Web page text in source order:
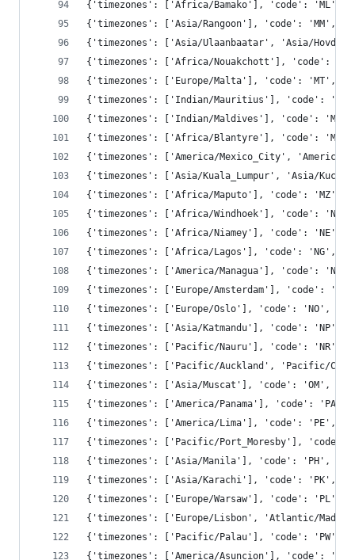
{'timezones': ['Africa/Bamako'], 'code':
{'timezones': ['Asia/Rangoon'], 'code': 'MM',
{'timezones': ['Asia/Ulaanbaatar', 'Asia/
{'timezones': ['Africa/Nouakchott'], 'code':
{'timezones': ['Europe/Malta'], 'code':
{'timezones': ['Indian/Mauritius'], 'code':
{'timezones': ['Indian/Maldives'], 'code':
{'timezones': ['Africa/Blantyre'], 'code':
{'timezones': ['America/Mexico_City',
{'timezones': ['Asia/Kuala_Lumpur', 'Asia/
{'timezones': ['Africa/Maputo'], 'code': 'MZ',
{'timezones': ['Africa/Windhoek'], 'code':
{'timezones': ['Africa/Niamey'], 'code':
{'timezones': ['Africa/Lagos'], 'code': 'NG',
{'timezones': ['America/Managua'], 'code':
{'timezones': ['Europe/Amsterdam'], 'code':
{'timezones': ['Europe/Oslo'], 'code': 'NO',
{'timezones': ['Asia/Katmandu'], 'code':
{'timezones': ['Pacific/Nauru'], 'code': 'NR',
{'timezones': ['Pacific/Auckland', 'Pacific/
{'timezones': ['Asia/Muscat'], 'code': 'OM',
{'timezones': ['America/Panama'], 'code':
{'timezones': ['America/Lima'], 'code': 'PE',
{'timezones': ['Pacific/Port_Moresby'], 'code':
{'timezones': ['Asia/Manila'], 'code': 'PH',
{'timezones': ['Asia/Karachi'], 'code': 'PK',
{'timezones': ['Europe/Warsaw'], 'code':
{'timezones': ['Europe/Lisbon', 'Atlantic/
{'timezones': ['Pacific/Palau'], 'code': 'PW',
{'timezones': ['America/Asuncion'], 'code':